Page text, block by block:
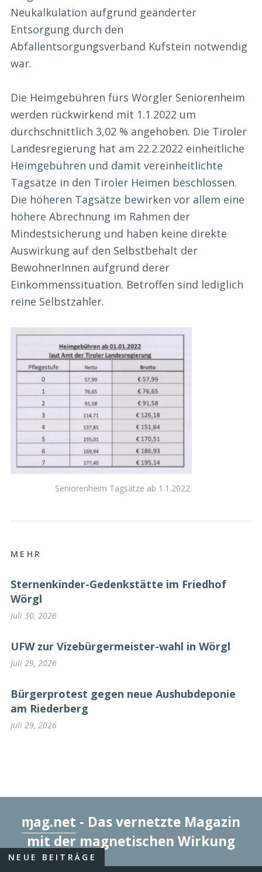
Neukalkulation aufgrund geänderter
Entsorgung durch den
Abfallentsorgungsverband Kufstein notwendig
war.
Die Heimgebühren fürs Wörgler Seniorenheim
werden rückwirkend mit 1.1.2022 um
durchschnittlich 3,02 % angehoben. Die Tiroler
Landesregierung hat am 22.2.2022 einheitliche
Heimgebühren und damit vereinheitlichte
Tagsätze in den Tiroler Heimen beschlossen.
Die höheren Tagsätze bewirken vor allem eine
höhere Abrechnung im Rahmen der
Mindestsicherung und haben keine direkte
Auswirkung auf den Selbstbehalt der
BewohnerInnen aufgrund derer
Einkommenssituation. Betroffen sind lediglich
reine Selbstzahler.
Seniorenheim Tagsätze ab 1.1.2022.
MEHR
Sternenkinder-Gedenkstätte im Friedhof
Wörgl
Juli 30, 2026
UFW zur Vizebürgermeister-wahl in Wörgl
Juli 29, 2026
Bürgerprotest gegen neue Aushubdeponie
am Riederberg
Juli 29, 2026
ɱag.net - Das vernetzte Magazin
mit der magnetischen Wirkung
NEUE BEITRÄGE